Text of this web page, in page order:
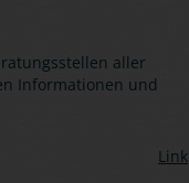
aller
Informationen und
Link